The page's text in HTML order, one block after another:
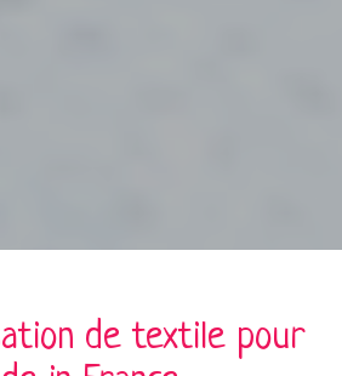
detextile pour